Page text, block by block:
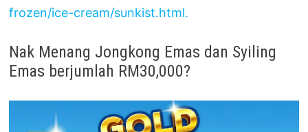
frozen/ice-cream/sunkist.html.
Nak Menang Jongkong Emas dan Syiling
Emas berjumlah RM30,000?